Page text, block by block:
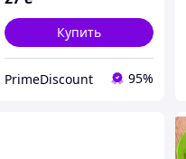
Купить
PrimeDiscount 95%